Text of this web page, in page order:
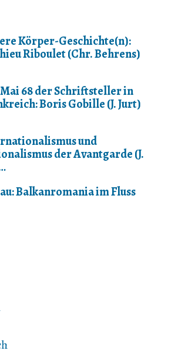
Körper-Geschichte(n):
Riboulet (Chr. Behrens)
68 der Schriftsteller in
Boris Gobille (J. Jurt)
und
der Avantgarde (J.
Balkanromania im Fluss